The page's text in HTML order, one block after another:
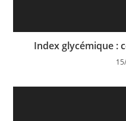
Index glycémique :